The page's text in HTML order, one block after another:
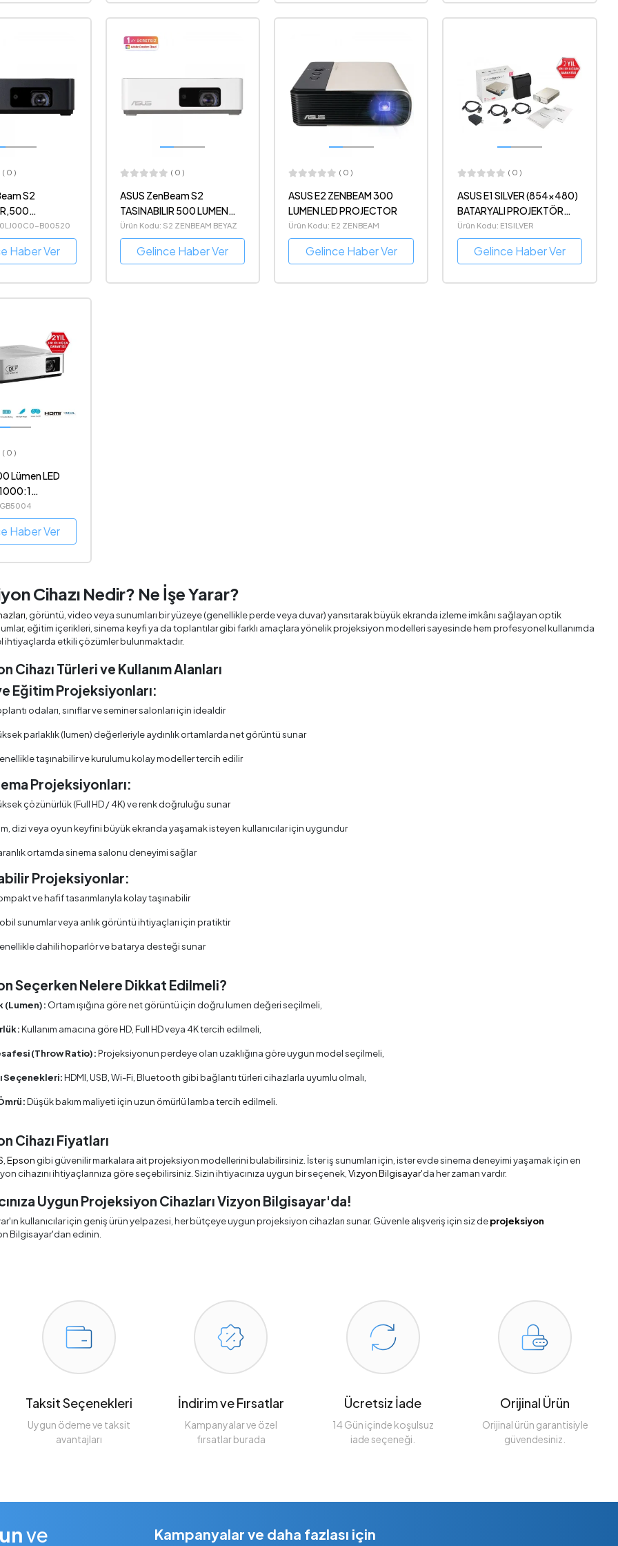
( 0 )
S2
USB-
LED
B00520
Haber Ver
( 0 )
ASUS ZenBeam S2
TASINABILIR 500 LUMEN
720P USB-C BATARYALI
LED PROJEKSIYON BEYAZ
Ürün Kodu: S2 ZENBEAM BEYAZ
Gelince Haber Ver
( 0 )
ASUS E2 ZENBEAM 300
LUMEN LED PROJECTOR
Ürün Kodu: E2 ZENBEAM
Gelince Haber Ver
( 0 )
ASUS E1 SILVER (854x480)
BATARYALI PROJEKTÖR
30000 SAAT 100ANSİ
LÜMEN
Ürün Kodu: E1SILVER
Gelince Haber Ver
( 0 )
Lümen LED
Cihazı
Haber Ver
Cihazı Nedir? Ne İşe Yarar?
, görüntü, video veya sunumları bir yüzeye (genellikle perde veya duvar) yansıtarak büyük ekranda izleme imkânı sağlayan optik
eğitim içerikleri, sinema keyfi ya da toplantılar gibi farklı amaçlara yönelik projeksiyon modelleri sayesinde hem profesyonel kullanımda
ihtiyaçlarda etkili çözümler bulunmaktadır.
Cihazı Türleri ve Kullanım Alanları
Eğitim Projeksiyonları:
odaları, sınıflar ve seminer salonları için idealdir
parlaklık (lumen) değerleriyle aydınlık ortamlarda net görüntü sunar
taşınabilir ve kurulumu kolay modeller tercih edilir
Projeksiyonları:
çözünürlük (Full HD / 4K) ve renk doğruluğu sunar
dizi veya oyun keyfini büyük ekranda yaşamak isteyen kullanıcılar için uygundur
ortamda sinema salonu deneyimi sağlar
Projeksiyonlar:
ve hafif tasarımlarıyla kolay taşınabilir
sunumlar veya anlık görüntü ihtiyaçları için pratiktir
dahili hoparlör ve batarya desteği sunar
Seçerken Nelere Dikkat Edilmeli?
(Lumen): Ortam ışığına göre net görüntü için doğru lumen değeri seçilmeli,
Kullanım amacına göre HD, Full HD veya 4K tercih edilmeli,
(Throw Ratio):Projeksiyonun perdeye olan uzaklığına göre uygun model seçilmeli,
Seçenekleri:HDMI, USB, Wi-Fi, Bluetooth gibi bağlantı türleri cihazlarla uyumlu olmalı,
Düşük bakım maliyeti için uzun ömürlü lamba tercih edilmeli.
Cihazı Fiyatları
,Epson gibi güvenilir markalara ait projeksiyon modellerini bulabilirsiniz. İster iş sunumları için, ister evde sinema deneyimi yaşamak için en
cihazını ihtiyaçlarınıza göre seçebilirsiniz. Sizin ihtiyacınıza uygun bir seçenek,Vizyon Bilgisayar'da her zaman vardır.
Uygun Projeksiyon Cihazları Vizyon Bilgisayar'da!
kullanıcılar için geniş ürün yelpazesi, her bütçeye uygun projeksiyon cihazları sunar. Güvenle alışveriş için siz deprojeksiyon
Bilgisayar'dan edinin.
Taksit Seçenekleri
Uygun ödeme ve taksit
avantajları
İndirim ve Fırsatlar
Kampanyalar ve özel
fırsatlar burada
Ücretsiz İade
14 Gün içinde koşulsuz
iade seçeneği.
Orijinal Ürün
Orijinal ürün garantisiyle
güvendesiniz.
ve Kampanyalar ve daha fazlası için